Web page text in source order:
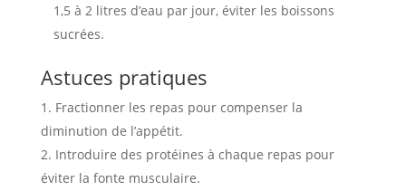
1,5 à 2 litres d’eau par jour, éviter les boissons
sucrées.
Astuces pratiques
Fractionner les repas pour compenser la
diminution de l’appétit.
Introduire des protéines à chaque repas pour
éviter la fonte musculaire.